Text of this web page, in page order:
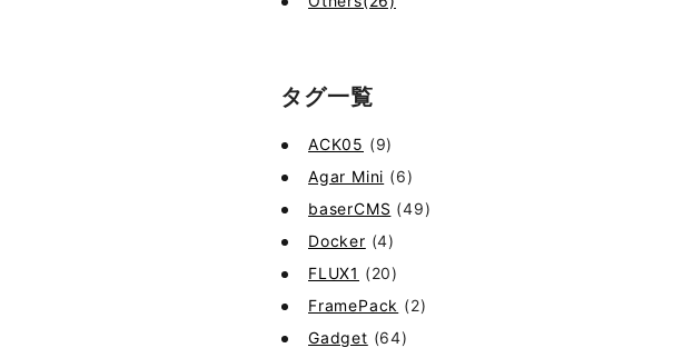
タグ一覧
ACK05 (9)
Agar Mini (6)
baserCMS (49)
Docker (4)
FLUX1 (20)
FramePack (2)
Gadget (64)